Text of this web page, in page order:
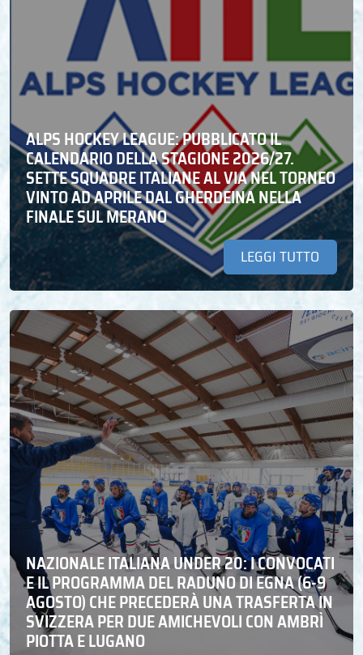
ALPS HOCKEY LEAGUE: PUBBLICATO IL
CALENDARIO DELLA STAGIONE 2026/27.
SETTE SQUADRE ITALIANE AL VIA NEL TORNEO
VINTO AD APRILE DAL GHERDEINA NELLA
FINALE SUL MERANO
LEGGI TUTTO
NAZIONALE ITALIANA UNDER 20: I CONVOCATI
E IL PROGRAMMA DEL RADUNO DI EGNA (6-9
AGOSTO) CHE PRECEDERÀ UNA TRASFERTA IN
SVIZZERA PER DUE AMICHEVOLI CON AMBRÌ
PIOTTA E LUGANO